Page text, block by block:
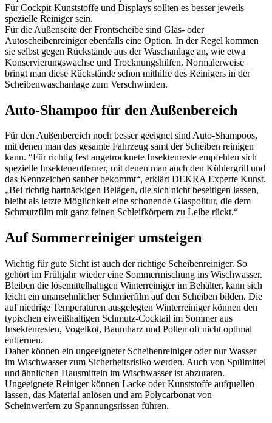
Für Cockpit-Kunststoffe und Displays sollten es besser jeweils
spezielle Reiniger sein.
Für die Außenseite der Frontscheibe sind Glas- oder
Autoscheibenreiniger ebenfalls eine Option. In der Regel kommen
sie selbst gegen Rückstände aus der Waschanlage an, wie etwa
Konservierungswachse und Trocknungshilfen. Normalerweise
bringt man diese Rückstände schon mithilfe des Reinigers in der
Scheibenwaschanlage zum Verschwinden.
Auto-Shampoo für den Außenbereich
Für den Außenbereich noch besser geeignet sind Auto-Shampoos,
mit denen man das gesamte Fahrzeug samt der Scheiben reinigen
kann. “Für richtig fest angetrocknete Insektenreste empfehlen sich
spezielle Insektenentferner, mit denen man auch den Kühlergrill und
das Kennzeichen sauber bekommt“, erklärt DEKRA Experte Kunst.
„Bei richtig hartnäckigen Belägen, die sich nicht beseitigen lassen,
bleibt als letzte Möglichkeit eine schonende Glaspolitur, die dem
Schmutzfilm mit ganz feinen Schleifkörpern zu Leibe rückt.“
Auf Sommerreiniger umsteigen
Wichtig für gute Sicht ist auch der richtige Scheibenreiniger. So
gehört im Frühjahr wieder eine Sommermischung ins Wischwasser.
Bleiben die lösemittelhaltigen Winterreiniger im Behälter, kann sich
leicht ein unansehnlicher Schmierfilm auf den Scheiben bilden. Die
auf niedrige Temperaturen ausgelegten Winterreiniger können den
typischen eiweißhaltigen Schmutz-Cocktail im Sommer aus
Insektenresten, Vogelkot, Baumharz und Pollen oft nicht optimal
entfernen.
Daher können ein ungeeigneter Scheibenreiniger oder nur Wasser
im Wischwasser zum Sicherheitsrisiko werden. Auch von Spülmittel
und ähnlichen Hausmitteln im Wischwasser ist abzuraten.
Ungeeignete Reiniger können Lacke oder Kunststoffe aufquellen
lassen, das Material anlösen und am Polycarbonat von
Scheinwerfern zu Spannungsrissen führen.